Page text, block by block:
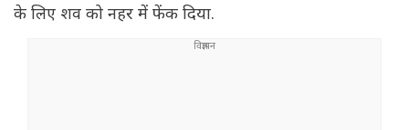
के लिए शव को नहर में फेंक दिया.